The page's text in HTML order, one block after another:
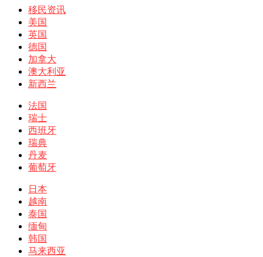
移民资讯
美国
英国
德国
加拿大
澳大利亚
新西兰
法国
瑞士
西班牙
瑞典
丹麦
葡萄牙
日本
越南
泰国
缅甸
韩国
马来西亚